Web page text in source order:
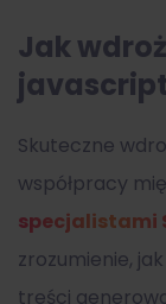
Jak
Skuteczne
współpracy
specjalistami
zrozumienie,
treści